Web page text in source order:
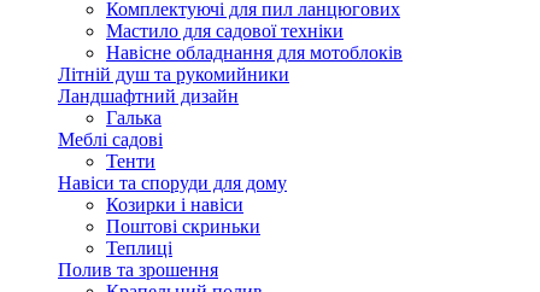
Комплектуючі для пил ланцюгових
Мастило для садової техніки
Навісне обладнання для мотоблоків
Літній душ та рукомийники
Ландшафтний дизайн
Галька
Меблі садові
Тенти
Навіси та споруди для дому
Козирки і навіси
Поштові скриньки
Теплиці
Полив та зрошення